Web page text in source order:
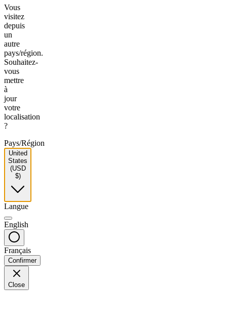
Vous
visitez
depuis
un
autre
pays/région.
Souhaitez-
vous
mettre
à
jour
votre
localisation
?
Pays/Région
United
States
(USD
$)
Langue
English
Français
Confirmer
Close